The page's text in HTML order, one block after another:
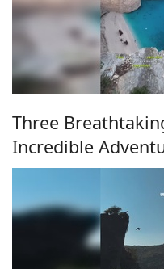
Three
Incredible